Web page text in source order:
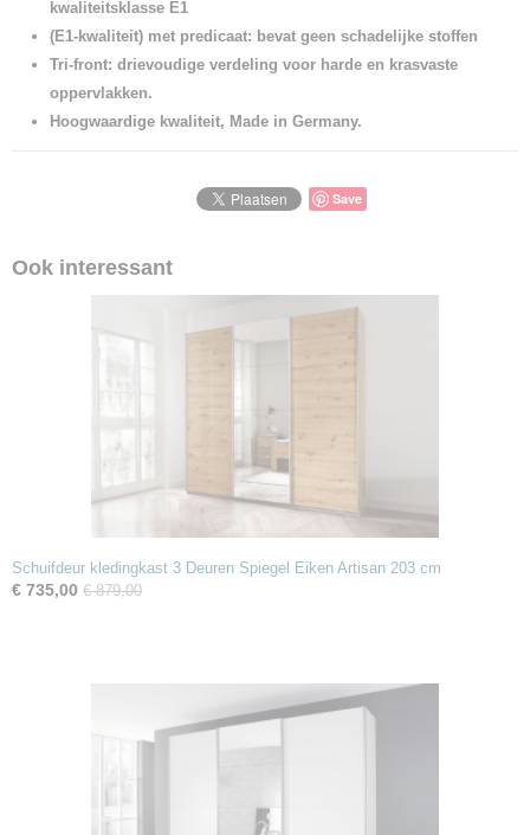
kwaliteitsklasse E1
(E1-kwaliteit) met predicaat: bevat geen schadelijke stoffen
Tri-front: drievoudige verdeling voor harde en krasvaste
oppervlakken.
Hoogwaardige kwaliteit, Made in Germany.
Save
Ook interessant
Schuifdeur kledingkast 3 Deuren Spiegel Eiken Artisan 203 cm
€ 735,00 € 879,00